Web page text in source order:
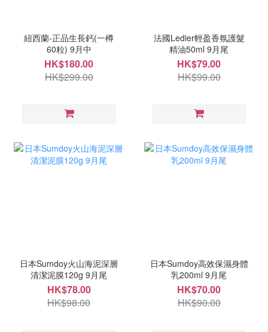
紐西蘭-正品生長鈣(一樽
60粒) 9月中
HK$180.00
HK$299.00
法國Ledier輕盈香氛護髮
精油50ml 9月尾
HK$79.00
HK$99.00
日本Sumdoy火山海泥深層
清潔泥膜120g 9月尾
HK$78.00
HK$98.00
日本Sumdoy高效保濕身體
乳200ml 9月尾
HK$70.00
HK$90.00